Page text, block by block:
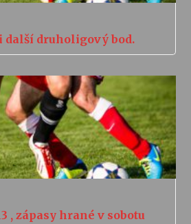
další druholigový bod.
, zápasy hrané v sobotu